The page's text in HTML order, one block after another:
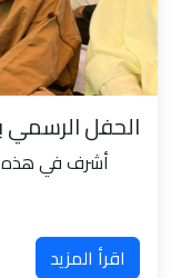
الحفل الرسمي
أشرف في هذه
اقرأ المزيد